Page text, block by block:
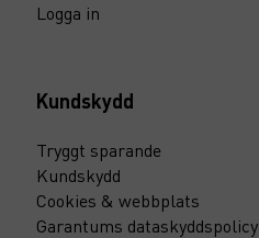
Logga in
Kundskydd
Tryggt sparande
Kundskydd
Cookies & webbplats
Garantums dataskyddspolicy